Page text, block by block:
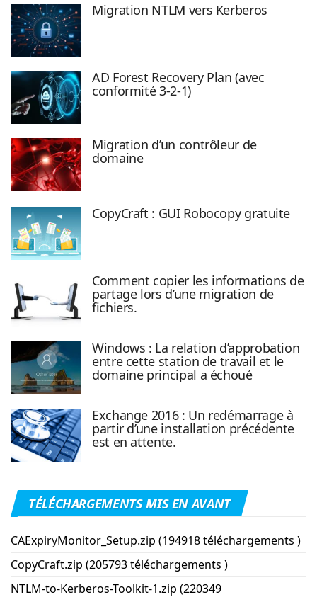
Migration NTLM vers Kerberos
AD Forest Recovery Plan (avec
conformité 3-2-1)
Migration d’un contrôleur de
domaine
CopyCraft : GUI Robocopy gratuite
Comment copier les informations de
partage lors d’une migration de
fichiers.
Windows : La relation d’approbation
entre cette station de travail et le
domaine principal a échoué
Exchange 2016 : Un redémarrage à
partir d’une installation précédente
est en attente.
TÉLÉCHARGEMENTS MIS EN AVANT
CAExpiryMonitor_Setup.zip (194918 téléchargements )
CopyCraft.zip (205793 téléchargements )
NTLM-to-Kerberos-Toolkit-1.zip (220349